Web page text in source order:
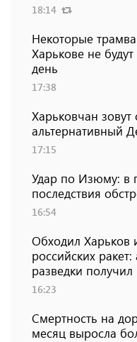
18:14
Некоторые
Харькове не
день
17:38
Харьковчан зовут
альтернативный
17:15
Удар по Изюму: в
последствия
16:54
Обходил Харьков
российских
разведки получил
16:23
Смертность на
месяц выросла